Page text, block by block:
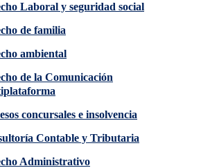
Laboral y seguridad social
de familia
ambiental
de la Comunicación
concursales e insolvencia
Contable y Tributaria
Administrativo